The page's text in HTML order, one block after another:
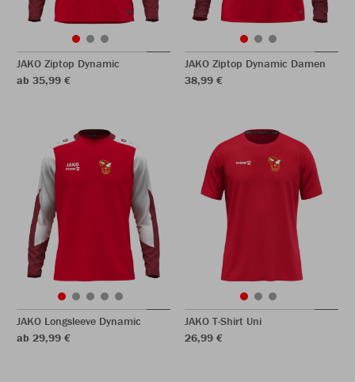
JAKO Ziptop Dynamic
ab 35,99 €
JAKO Ziptop Dynamic Damen
38,99 €
JAKO Longsleeve Dynamic
ab 29,99 €
JAKO T-Shirt Uni
26,99 €